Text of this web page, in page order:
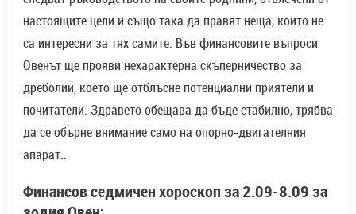
настоящите цели и също така да правят неща, които не
са интересни за тях самите. Във финансовите въпроси
Овенът ще прояви нехарактерна скъперничество за
дреболии, което ще отблъсне потенциални приятели и
почитатели. Здравето обещава да бъде стабилно, трябва
да се обърне внимание само на опорно-двигателния
апарат..
Финансов седмичен хороскоп за 2.09-8.09 за